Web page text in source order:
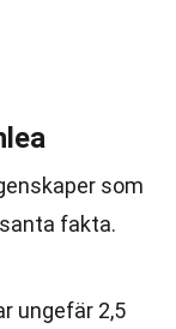
som
fakta.
ungefär 2,5